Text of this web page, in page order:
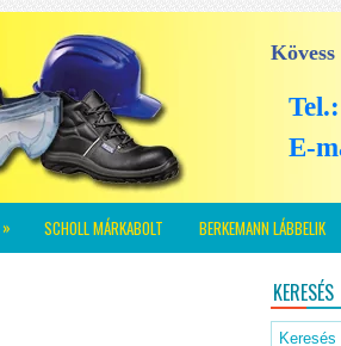
E-
» SCHOLL MÁRKABOLT BERKEMANN LÁBBELIK
KERESÉS